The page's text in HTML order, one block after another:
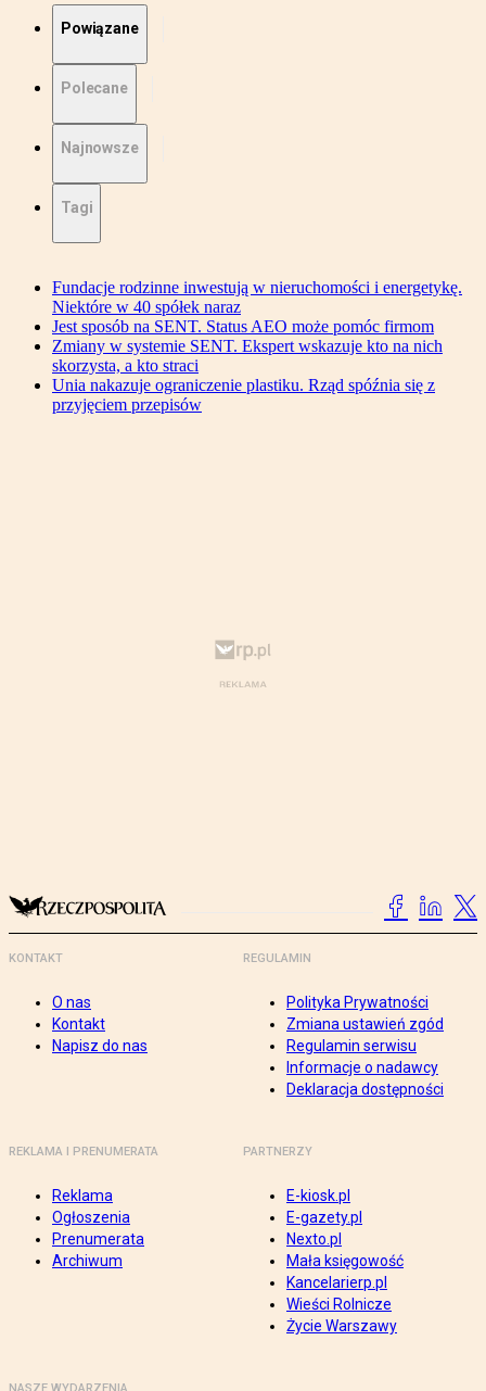
Powiązane
Polecane
Najnowsze
Tagi
Fundacje rodzinne inwestują w nieruchomości i energetykę.
Niektóre w 40 spółek naraz
Jest sposób na SENT. Status AEO może pomóc firmom
Zmiany w systemie SENT. Ekspert wskazuje kto na nich
skorzysta, a kto straci
Unia nakazuje ograniczenie plastiku. Rząd spóźnia się z
przyjęciem przepisów
KONTAKT
O nas
Kontakt
Napisz do nas
REGULAMIN
Polityka Prywatności
Zmiana ustawień zgód
Regulamin serwisu
Informacje o nadawcy
Deklaracja dostępności
REKLAMA I PRENUMERATA
Reklama
Ogłoszenia
Prenumerata
Archiwum
PARTNERZY
E-kiosk.pl
E-gazety.pl
Nexto.pl
Mała księgowość
Kancelarierp.pl
Wieści Rolnicze
Życie Warszawy